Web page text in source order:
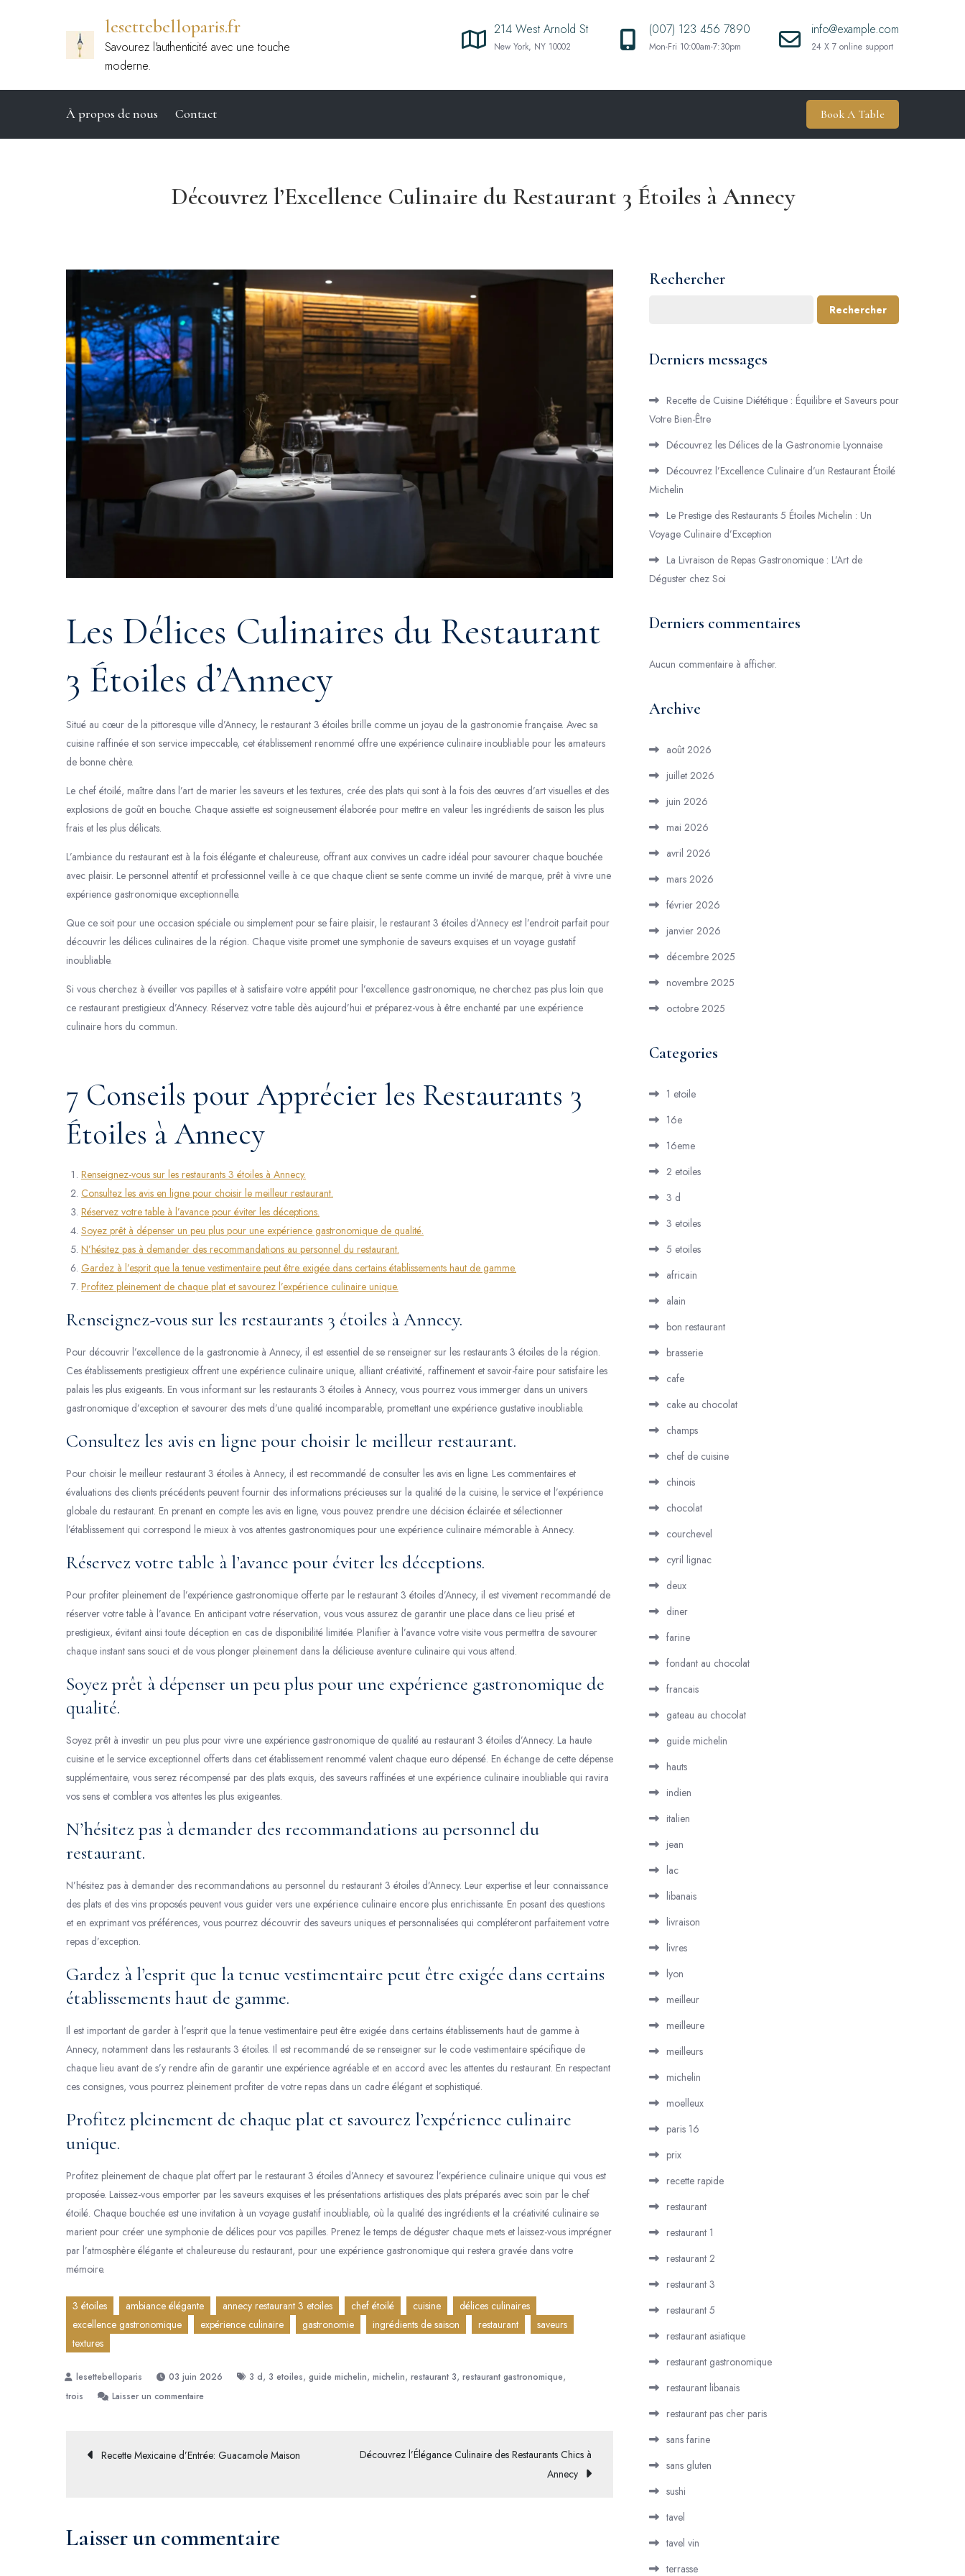
lesettebelloparis.fr
Savourez l'authenticité avec une touche
moderne.
214 West Arnold St
New York, NY 10002
(007) 123 456 7890
Mon-Fri 10:00am-7:30pm
info@example.com
24 X 7 online support
À propos de nous Contact Book A Table
Découvrez l’Excellence Culinaire du Restaurant 3 Étoiles à Annecy
Les Délices Culinaires du Restaurant
3 Étoiles d’Annecy
Situé au cœur de la pittoresque ville d’Annecy, le restaurant 3 étoiles brille comme un joyau de la gastronomie française. Avec sa
cuisine raffinée et son service impeccable, cet établissement renommé offre une expérience culinaire inoubliable pour les amateurs
de bonne chère.
Le chef étoilé, maître dans l’art de marier les saveurs et les textures, crée des plats qui sont à la fois des œuvres d’art visuelles et des
explosions de goût en bouche. Chaque assiette est soigneusement élaborée pour mettre en valeur les ingrédients de saison les plus
frais et les plus délicats.
L’ambiance du restaurant est à la fois élégante et chaleureuse, offrant aux convives un cadre idéal pour savourer chaque bouchée
avec plaisir. Le personnel attentif et professionnel veille à ce que chaque client se sente comme un invité de marque, prêt à vivre une
expérience gastronomique exceptionnelle.
Que ce soit pour une occasion spéciale ou simplement pour se faire plaisir, le restaurant 3 étoiles d’Annecy est l’endroit parfait pour
découvrir les délices culinaires de la région. Chaque visite promet une symphonie de saveurs exquises et un voyage gustatif
inoubliable.
Si vous cherchez à éveiller vos papilles et à satisfaire votre appétit pour l’excellence gastronomique, ne cherchez pas plus loin que
ce restaurant prestigieux d’Annecy. Réservez votre table dès aujourd’hui et préparez-vous à être enchanté par une expérience
culinaire hors du commun.
7 Conseils pour Apprécier les Restaurants 3
Étoiles à Annecy
Renseignez-vous sur les restaurants 3 étoiles à Annecy.
Consultez les avis en ligne pour choisir le meilleur restaurant.
Réservez votre table à l’avance pour éviter les déceptions.
Soyez prêt à dépenser un peu plus pour une expérience gastronomique de qualité.
N’hésitez pas à demander des recommandations au personnel du restaurant.
Gardez à l’esprit que la tenue vestimentaire peut être exigée dans certains établissements haut de gamme.
Profitez pleinement de chaque plat et savourez l’expérience culinaire unique.
Renseignez-vous sur les restaurants 3 étoiles à Annecy.
Pour découvrir l’excellence de la gastronomie à Annecy, il est essentiel de se renseigner sur les restaurants 3 étoiles de la région.
Ces établissements prestigieux offrent une expérience culinaire unique, alliant créativité, raffinement et savoir-faire pour satisfaire les
palais les plus exigeants. En vous informant sur les restaurants 3 étoiles à Annecy, vous pourrez vous immerger dans un univers
gastronomique d’exception et savourer des mets d’une qualité incomparable, promettant une expérience gustative inoubliable.
Consultez les avis en ligne pour choisir le meilleur restaurant.
Pour choisir le meilleur restaurant 3 étoiles à Annecy, il est recommandé de consulter les avis en ligne. Les commentaires et
évaluations des clients précédents peuvent fournir des informations précieuses sur la qualité de la cuisine, le service et l’expérience
globale du restaurant. En prenant en compte les avis en ligne, vous pouvez prendre une décision éclairée et sélectionner
l’établissement qui correspond le mieux à vos attentes gastronomiques pour une expérience culinaire mémorable à Annecy.
Réservez votre table à l’avance pour éviter les déceptions.
Pour profiter pleinement de l’expérience gastronomique offerte par le restaurant 3 étoiles d’Annecy, il est vivement recommandé de
réserver votre table à l’avance. En anticipant votre réservation, vous vous assurez de garantir une place dans ce lieu prisé et
prestigieux, évitant ainsi toute déception en cas de disponibilité limitée. Planifier à l’avance votre visite vous permettra de savourer
chaque instant sans souci et de vous plonger pleinement dans la délicieuse aventure culinaire qui vous attend.
Soyez prêt à dépenser un peu plus pour une expérience gastronomique de
qualité.
Soyez prêt à investir un peu plus pour vivre une expérience gastronomique de qualité au restaurant 3 étoiles d’Annecy. La haute
cuisine et le service exceptionnel offerts dans cet établissement renommé valent chaque euro dépensé. En échange de cette dépense
supplémentaire, vous serez récompensé par des plats exquis, des saveurs raffinées et une expérience culinaire inoubliable qui ravira
vos sens et comblera vos attentes les plus exigeantes.
N’hésitez pas à demander des recommandations au personnel du
restaurant.
N’hésitez pas à demander des recommandations au personnel du restaurant 3 étoiles d’Annecy. Leur expertise et leur connaissance
des plats et des vins proposés peuvent vous guider vers une expérience culinaire encore plus enrichissante. En posant des questions
et en exprimant vos préférences, vous pourrez découvrir des saveurs uniques et personnalisées qui compléteront parfaitement votre
repas d’exception.
Gardez à l’esprit que la tenue vestimentaire peut être exigée dans certains
établissements haut de gamme.
Il est important de garder à l’esprit que la tenue vestimentaire peut être exigée dans certains établissements haut de gamme à
Annecy, notamment dans les restaurants 3 étoiles. Il est recommandé de se renseigner sur le code vestimentaire spécifique de
chaque lieu avant de s’y rendre afin de garantir une expérience agréable et en accord avec les attentes du restaurant. En respectant
ces consignes, vous pourrez pleinement profiter de votre repas dans un cadre élégant et sophistiqué.
Profitez pleinement de chaque plat et savourez l’expérience culinaire
unique.
Profitez pleinement de chaque plat offert par le restaurant 3 étoiles d’Annecy et savourez l’expérience culinaire unique qui vous est
proposée. Laissez-vous emporter par les saveurs exquises et les présentations artistiques des plats préparés avec soin par le chef
étoilé. Chaque bouchée est une invitation à un voyage gustatif inoubliable, où la qualité des ingrédients et la créativité culinaire se
marient pour créer une symphonie de délices pour vos papilles. Prenez le temps de déguster chaque mets et laissez-vous imprégner
par l’atmosphère élégante et chaleureuse du restaurant, pour une expérience gastronomique qui restera gravée dans votre
mémoire.
3 étoiles ambiance élégante annecy restaurant 3 etoiles chef étoilé cuisine
délices culinaires
excellence gastronomique
expérience culinaire gastronomie ingrédients de saison restaurant
saveurs
textures
03 juin 2026 3 d, 3 etoiles, guide michelin, michelin, restaurant 3, restaurant gastronomique,
trois Laisser un commentairesur
Culinaire
à
Navigation
l’article
Recette Mexicaine d’Entrée: Guacamole Maison
Découvrez l’Élégance Culinaire des Restaurants Chics à
Annecy
Laisser un commentaire
Rechercher
Rechercher
Derniers messages
Recette de Cuisine Diététique : Équilibre et Saveurs pour
Votre Bien-Être
Découvrez les Délices de la Gastronomie Lyonnaise
Découvrez l’Excellence Culinaire d’un Restaurant Étoilé
Michelin
Le Prestige des Restaurants 5 Étoiles Michelin : Un
Voyage Culinaire d’Exception
La Livraison de Repas Gastronomique : L’Art de
Déguster chez Soi
Derniers commentaires
Aucun commentaire à afficher.
Archive
août 2026
juillet 2026
juin 2026
mai 2026
avril 2026
mars 2026
février 2026
janvier 2026
décembre 2025
novembre 2025
octobre 2025
Categories
1 etoile
16e
16eme
2 etoiles
3 d
3 etoiles
5 etoiles
africain
alain
bon restaurant
brasserie
cafe
cake au chocolat
champs
chef de cuisine
chinois
chocolat
courchevel
cyril lignac
deux
diner
farine
fondant au chocolat
francais
gateau au chocolat
guide michelin
hauts
indien
italien
jean
lac
libanais
livraison
livres
lyon
meilleur
meilleure
meilleurs
michelin
moelleux
paris 16
prix
recette rapide
restaurant
restaurant 1
restaurant 2
restaurant 3
restaurant 5
restaurant asiatique
restaurant gastronomique
restaurant libanais
restaurant pas cher paris
sans farine
sans gluten
sushi
tavel
tavel vin
terrasse